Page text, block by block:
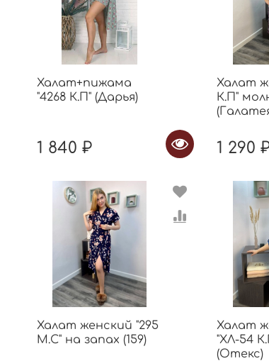
Халат+пижама
"4268 К.П" (Дарья)
1 840 ₽
Халат
К.П"
1 290
Халат женский "295
М.С" на запах (159)
Халат
"ХЛ-54
(Отекс)